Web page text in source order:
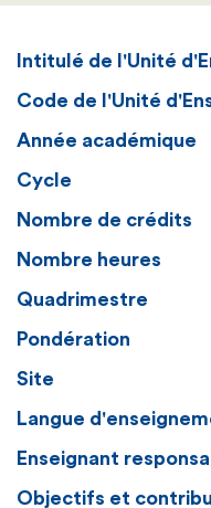
Intitulé de l'Unité
Code de l'Unité
Année académique
Cycle
Nombre de crédits
Nombre heures
Quadrimestre
Pondération
Site
Langue
Enseignant
Objectifs et